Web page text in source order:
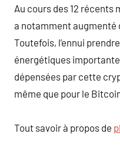
Au cours des 12 récents
a notamment augmenté
Toutefois, l’ennui
énergétiques
dépensées par cette
même que pour le
Tout savoir à propos de